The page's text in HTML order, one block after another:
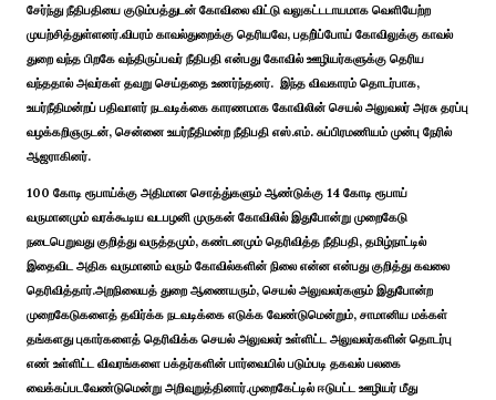
சேர்ந்து நீதிபதியை குடும்பத்துடன் கோவிலை விட்டு வலுகட்டடாயமாக வெளியேற்ற
முயற்சித்துள்ளனர்.விபரம் காவல்துறைக்கு தெரியவே, பதறி்ப்போய் கோவிலுக்கு காவல்
துறை வந்த பிறகே வந்திருப்பவர் நீதிபதி என்பது கோவில் ஊழியர்களுக்கு தெரிய
வந்ததால் அவர்கள் தவறு செய்ததை உணர்ந்தனர். இந்த விவகாரம் தொடர்பாக,
உயர்நீதிமன்றப் பதிவாளர் நடவடிக்கை காரணமாக கோவிலின் செயல் அலுவலர் அரசு தரப்பு
வழக்கறிஞருடன், சென்னை உயர்நீதிமன்ற நீதிபதி எஸ்.எம். சுப்பிரமணியம் முன்பு நேரில்
ஆஜராகினர்.
100 கோடி ரூபாய்க்கு அதிமான சொத்து்களும் ஆண்டுக்கு 14 கோடி ரூபாய்
வருமானமும் வரக்கூடிய வடபழனி முருகன் கோவிலில் இதுபோன்று முறைகேடு
நடைபெறுவது குறித்து வருத்தமும், கண்டனமும் தெரிவித்த நீதிபதி, தமிழ்நாட்டில்
இதைவிட அதிக வருமானம் வரும் கோவில்களின் நிலை என்ன என்பது குறித்து கவலை
தெரிவித்தார்.அறநிலையத் துறை ஆணையரும், செயல் அலுவலர்களும் இதுபோன்ற
முறைகேடுகளைத் தவிர்க்க நடவடிக்கை எடுக்க வேண்டுமென்றும், சாமானிய மக்கள்
தங்களது புகார்களைத் தெரிவிக்க செயல் அலுவலர் உள்ளிட்ட அலுவலர்களின் தொடர்பு
எண் உள்ளிட்ட விவரங்களை பக்தர்களின் பார்வையில் படும்படி தகவல் பலகை
வைக்கப்படவேண்டுமென்று அறிவுறுத்தினார்.முறைகேட்டில் ஈடுபட்ட ஊழியர் மீது